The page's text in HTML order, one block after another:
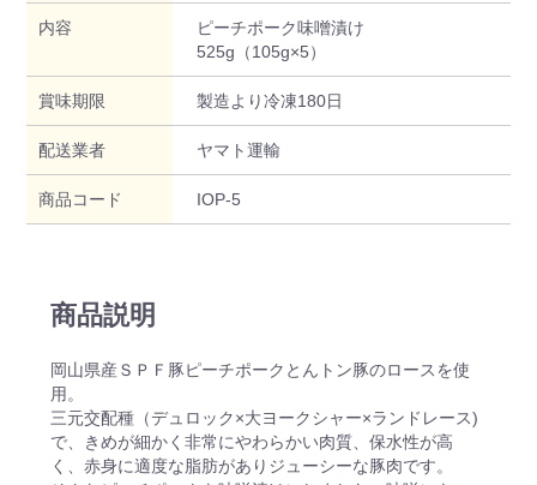
内容
ピーチポーク味噌漬け
525g（105g×5）
賞味期限 製造より冷凍180日
配送業者 ヤマト運輸
商品コード IOP-5
商品説明
岡山県産ＳＰＦ豚ピーチポークとんトン豚のロースを使
用。
三元交配種（デュロック×大ヨークシャー×ランドレース)
で、きめが細かく非常にやわらかい肉質、保水性が高
く、赤身に適度な脂肪がありジューシーな豚肉です。